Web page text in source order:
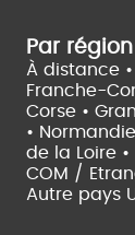
Par région
À distance •
Franche-
Corse •
•
de la Loire •
COM /
Autre pays